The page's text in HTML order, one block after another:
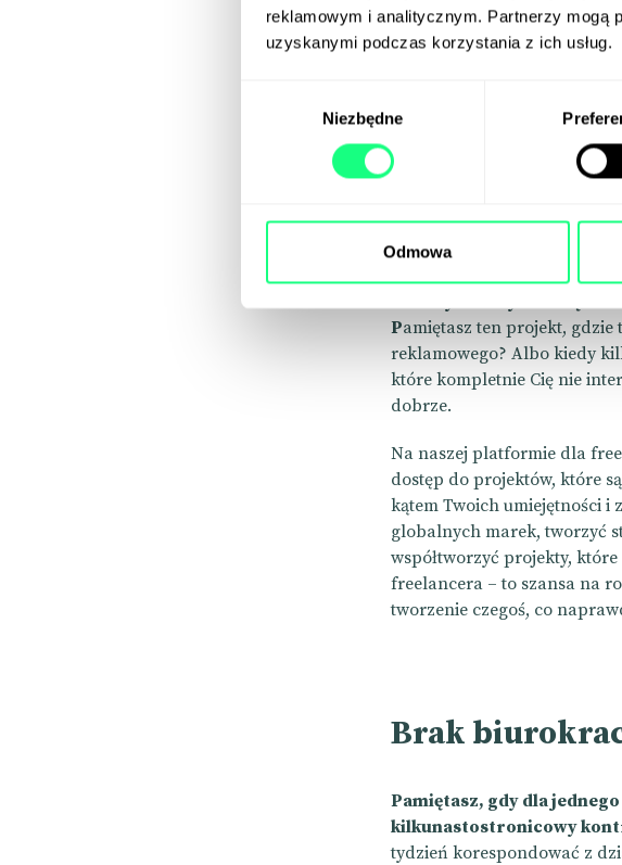
reklamowym i analitycznym. Partnerzy mogą
uzyskanymi podczas korzystania z ich usług.
Niezbędne
Odmowa
terminowe płatności nie
freelancera?
Brzmi
miejsce, które zostało
przejdźmy do konkretów. Co
Projekty,
Pamiętasz ten projekt, gdzie
reklamowego? Albo kiedy
które kompletnie Cię nie
dobrze.
Na naszej platformie dla
dostęp do projektów, które
kątem Twoich umiejętności i
globalnych marek, tworzyć
współtworzyć projekty,
freelancera – to szansa na
tworzenie czegoś, co
Brak
Pamiętasz, gdy dla
kilkunastostronicowy
tydzień korespondować z